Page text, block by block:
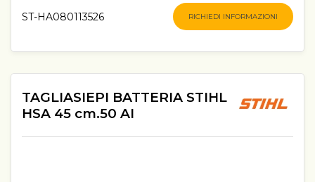
ST-HA080113526 RICHIEDI INFORMAZIONI
TAGLIASIEPI BATTERIA STIHL
HSA 45 cm.50 AI